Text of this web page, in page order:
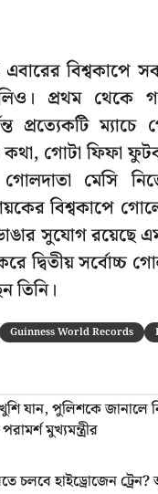
বিশ্বকাপে
প্রথম থেকে
প্রত্যেকটি
গোটা ফিফা
মেসি
বিশ্বকাপে
সুযোগ রয়েছে
দ্বিতীয় সর্বোচ্চ
Guinness World Records
যান, পুলিশকে জানালে
মুখ্যমন্ত্রীর
চলবে হাইড্রোজেন